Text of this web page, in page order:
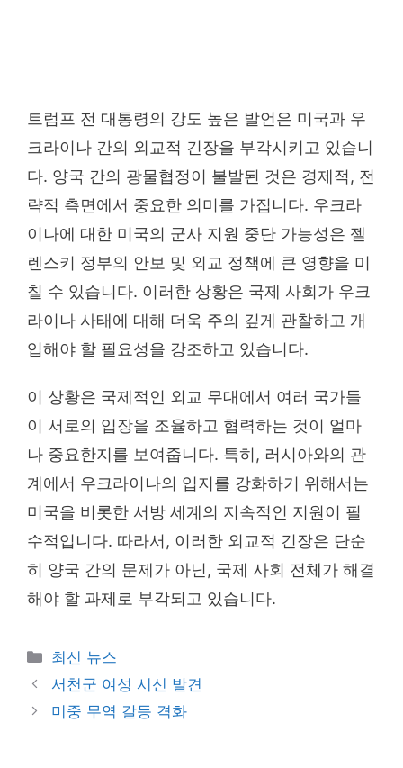
트럼프 전 대통령의 강도 높은 발언은 미국과 우
크라이나 간의 외교적 긴장을 부각시키고 있습니
다. 양국 간의 광물협정이 불발된 것은 경제적, 전
략적 측면에서 중요한 의미를 가집니다. 우크라
이나에 대한 미국의 군사 지원 중단 가능성은 젤
렌스키 정부의 안보 및 외교 정책에 큰 영향을 미
칠 수 있습니다. 이러한 상황은 국제 사회가 우크
라이나 사태에 대해 더욱 주의 깊게 관찰하고 개
입해야 할 필요성을 강조하고 있습니다.
이 상황은 국제적인 외교 무대에서 여러 국가들
이 서로의 입장을 조율하고 협력하는 것이 얼마
나 중요한지를 보여줍니다. 특히, 러시아와의 관
계에서 우크라이나의 입지를 강화하기 위해서는
미국을 비롯한 서방 세계의 지속적인 지원이 필
수적입니다. 따라서, 이러한 외교적 긴장은 단순
히 양국 간의 문제가 아닌, 국제 사회 전체가 해결
해야 할 과제로 부각되고 있습니다.
Categories
최신 뉴스
서천군 여성 시신 발견
미중 무역 갈등 격화